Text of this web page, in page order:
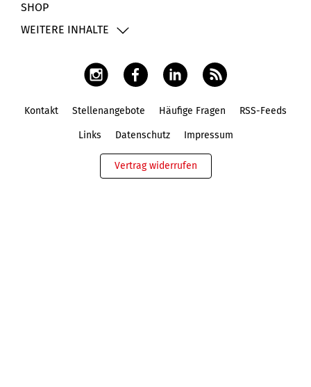
SHOP
WEITERE INHALTE
Kontakt Stellenangebote Häufige Fragen RSS-Feeds
Links Datenschutz Impressum
Vertrag widerrufen